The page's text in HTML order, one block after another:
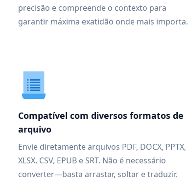
precisão e compreende o contexto para
garantir máxima exatidão onde mais importa.
Compatível com diversos formatos de
arquivo
Envie diretamente arquivos PDF, DOCX, PPTX,
XLSX, CSV, EPUB e SRT. Não é necessário
converter—basta arrastar, soltar e traduzir.